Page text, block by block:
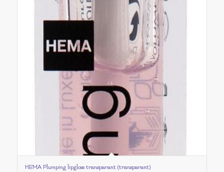
HEMA Plumping lipgloss transparant (transparant)